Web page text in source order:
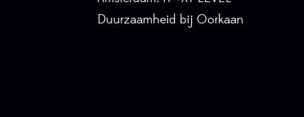
Duurzaamheid bij Oorkaan